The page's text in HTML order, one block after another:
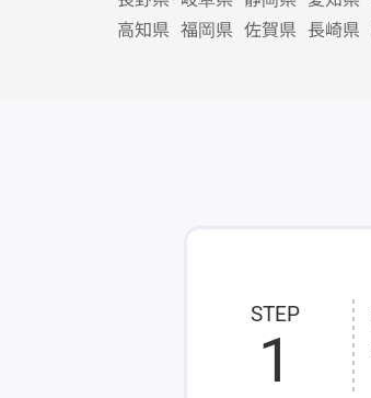
高知県 福岡県 佐賀県 長崎県
STEP
1